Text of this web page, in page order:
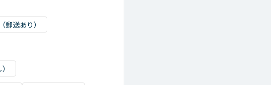
郵送あり）